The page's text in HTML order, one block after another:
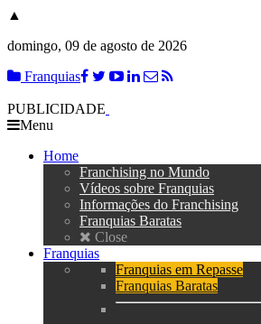
▲
domingo, 09 de agosto de 2026
Franquias
PUBLICIDADE
Menu
Home
Franchising no Mundo
Vídeos sobre Franquias
Informações do Franchising
Franquias Baratas
Close
Franquias
Franquias em Repasse
Franquias Baratas